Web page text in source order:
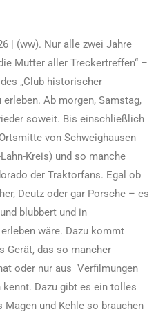
| (ww). Nur alle zwei Jahre
Mutter aller Treckertreffen“ –
„Club historischer
Ab morgen, Samstag,
soweit. Bis einschließlich
von Schweighausen
Kreis) und so manche
der Traktorfans. Egal ob
Deutz oder gar Porsche – es
blubbert und in
wäre. Dazu kommt
Gerät, das so mancher
oder nur aus Verfilmungen
Dazu gibt es ein tolles
Magen und Kehle so brauchen